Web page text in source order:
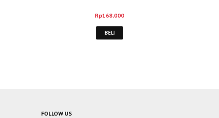
Rp168,000
BELI
FOLLOW US